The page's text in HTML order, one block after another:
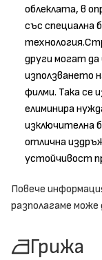
облеклата, в
със специална
други могат
използването
филми. Така се
елиминира
изключителна
отлична
устойчивост
Повече
разполагаме
Грижа